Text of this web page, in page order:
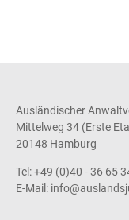
Ausländischer
Mittelweg 34 (Erste
20148 Hamburg
Tel: +49 (0)40 - 36 65
E-Mail: